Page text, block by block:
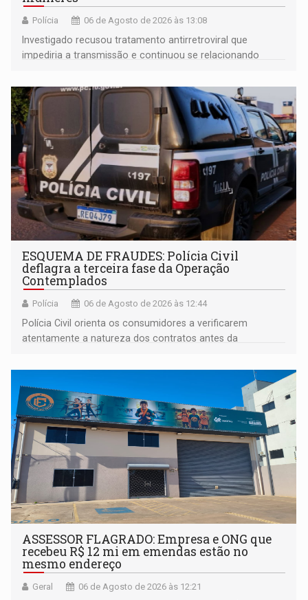
Polícia 06 de Agosto de 2026 às 13:08
Investigado recusou tratamento antirretroviral que
impediria a transmissão e continuou se relacionando
ESQUEMA DE FRAUDES: Polícia Civil
deflagra a terceira fase da Operação
Contemplados
Polícia 06 de Agosto de 2026 às 12:44
Polícia Civil orienta os consumidores a verificarem
atentamente a natureza dos contratos antes da
ASSESSOR FLAGRADO: Empresa e ONG que
recebeu R$ 12 mi em emendas estão no
mesmo endereço
Geral 06 de Agosto de 2026 às 12:21